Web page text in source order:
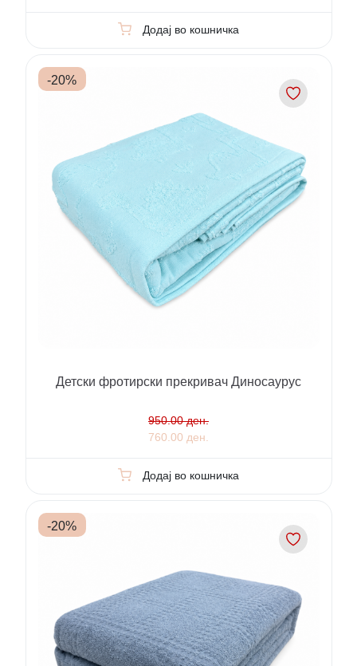
Додај во кошничка
-20%
Детски фротирски прекривач Диносаурус
950.00 ден.
760.00 ден.
Додај во кошничка
-20%